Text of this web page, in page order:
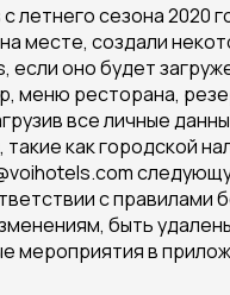
сезона 2020
месте, создали
оно будет
ресторана,
все личные
как городской
с
быть
мероприятия в